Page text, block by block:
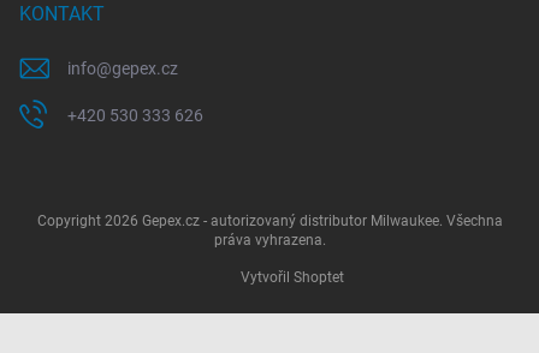
KONTAKT
info@gepex.cz
+420 530 333 626
Vytvořil Shoptet
Copyright 2026 Gepex.cz - autorizovaný distributor Milwaukee. Všechna
práva vyhrazena.